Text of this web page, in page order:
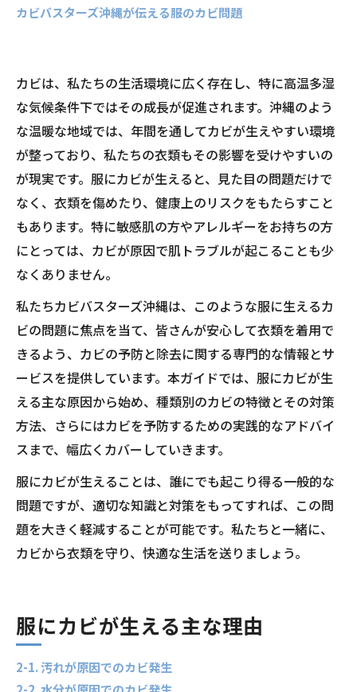
カビバスターズ沖縄が伝える服のカビ問題
カビは、私たちの生活環境に広く存在し、特に高温多湿
な気候条件下ではその成長が促進されます。沖縄のよう
な温暖な地域では、年間を通してカビが生えやすい環境
が整っており、私たちの衣類もその影響を受けやすいの
が現実です。服にカビが生えると、見た目の問題だけで
なく、衣類を傷めたり、健康上のリスクをもたらすこと
もあります。特に敏感肌の方やアレルギーをお持ちの方
にとっては、カビが原因で肌トラブルが起こることも少
なくありません。
私たちカビバスターズ沖縄は、このような服に生えるカ
ビの問題に焦点を当て、皆さんが安心して衣類を着用で
きるよう、カビの予防と除去に関する専門的な情報とサ
ービスを提供しています。本ガイドでは、服にカビが生
える主な原因から始め、種類別のカビの特徴とその対策
方法、さらにはカビを予防するための実践的なアドバイ
スまで、幅広くカバーしていきます。
服にカビが生えることは、誰にでも起こり得る一般的な
問題ですが、適切な知識と対策をもってすれば、この問
題を大きく軽減することが可能です。私たちと一緒に、
カビから衣類を守り、快適な生活を送りましょう。
服にカビが生える主な理由
2-1. 汚れが原因でのカビ発生